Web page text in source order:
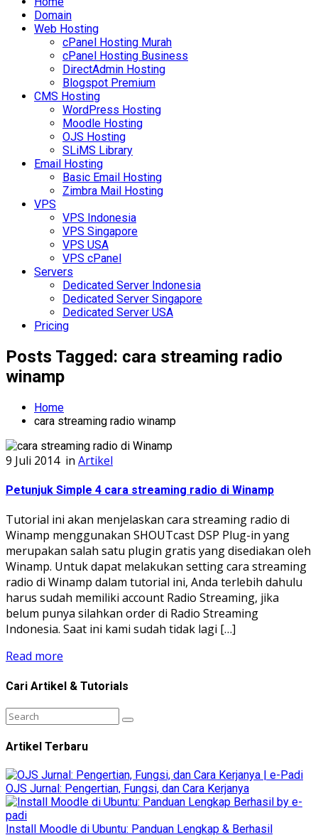
Domain
Web Hosting
cPanel Hosting Murah
cPanel Hosting Business
DirectAdmin Hosting
Blogspot Premium
CMS Hosting
WordPress Hosting
Moodle Hosting
OJS Hosting
SLiMS Library
Email Hosting
Basic Email Hosting
Zimbra Mail Hosting
VPS
VPS Indonesia
VPS Singapore
VPS USA
VPS cPanel
Servers
Dedicated Server Indonesia
Dedicated Server Singapore
Dedicated Server USA
Pricing
Posts Tagged: cara streaming radio
winamp
Home
cara streaming radio winamp
9 Juli 2014 in Artikel
Petunjuk Simple 4 cara streaming radio di Winamp
Tutorial ini akan menjelaskan cara streaming radio di
Winamp menggunakan SHOUTcast DSP Plug-in yang
merupakan salah satu plugin gratis yang disediakan oleh
Winamp. Untuk dapat melakukan setting cara streaming
radio di Winamp dalam tutorial ini, Anda terlebih dahulu
harus sudah memiliki account Radio Streaming, jika
belum punya silahkan order di Radio Streaming
Indonesia. Saat ini kami sudah tidak lagi […]
Read more
Cari Artikel & Tutorials
Artikel Terbaru
OJS Jurnal: Pengertian, Fungsi, dan Cara Kerjanya
Install Moodle di Ubuntu: Panduan Lengkap & Berhasil